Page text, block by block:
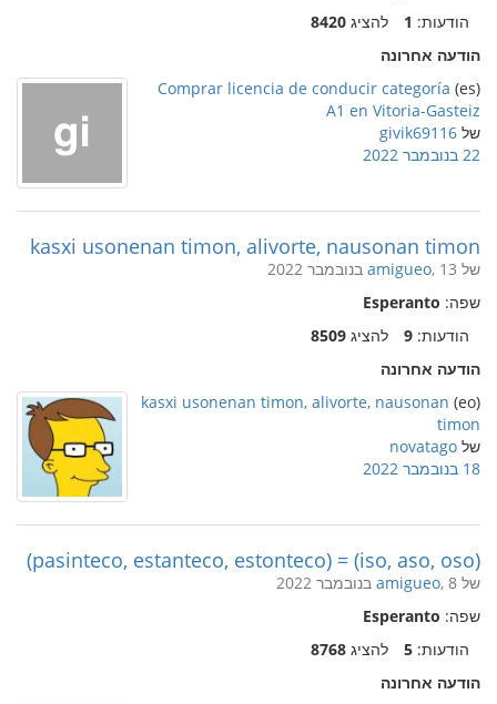
הודעות: 1 להציג 8420
הודעה אחרונה
(es)
Comprar licencia de conducir categoría
A1 en Vitoria-Gasteiz
של givik69116
22 בנובמבר 2022
kasxi usonenan timon, alivorte, nausonan timon
של amigueo, 13 בנובמבר 2022
שפה: Esperanto
הודעות: 9 להציג 8509
הודעה אחרונה
(eo)
kasxi usonenan timon, alivorte, nausonan
timon
של novatago
18 בנובמבר 2022
(iso, aso, oso) = (pasinteco, estanteco, estonteco)
של amigueo, 8 בנובמבר 2022
שפה: Esperanto
הודעות: 5 להציג 8768
הודעה אחרונה